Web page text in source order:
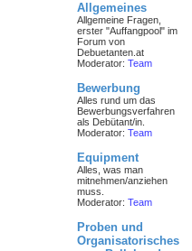
Allgemeines
Allgemeine Fragen,
erster "Auffangpool" im
Forum von
Debuetanten.at
Moderator: Team
Bewerbung
Alles rund um das
Bewerbungsverfahren
als Debütant/in.
Moderator: Team
Equipment
Alles, was man
mitnehmen/anziehen
muss.
Moderator: Team
Proben und
Organisatorisches